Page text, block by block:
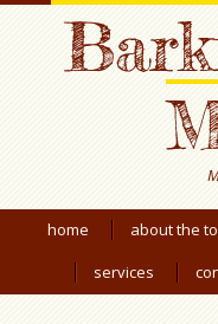
home about the
services